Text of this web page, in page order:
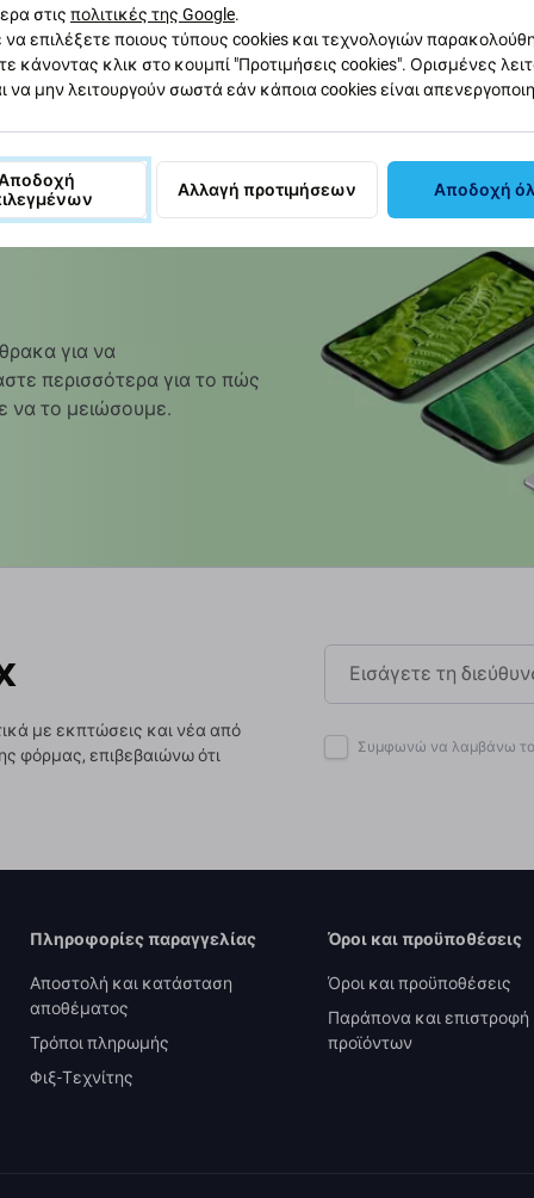
5 τεμ
στο καλάθι
Εξωτερική αποθήκη
Προσθήκη στο καλάθι
για να
περισσότερα για το πώς
να το μειώσουμε.
με εκπτώσεις και νέα από
φόρμας, επιβεβαιώνω ότι
Συμφωνώ να λαμβάνω το
Πληροφορίες παραγγελίας
Αποστολή και κατάσταση
αποθέματος
Τρόποι πληρωμής
Φιξ-Τεχνίτης
Όροι και προϋποθέσεις
Όροι και προϋποθέσεις
Παράπονα και επιστροφή
προϊόντων
στις πολιτικές της Google.
να επιλέξετε ποιους τύπους cookies και τεχνολογιών
κάνοντας κλικ στο κουμπί "Προτιμήσεις cookies". Ορισμένες
να μην λειτουργούν σωστά εάν κάποια cookies είναι
Αλλαγή προτιμήσεων Αποδοχή